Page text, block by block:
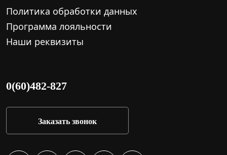
Политика обработки данных
Программа лояльности
Наши реквизиты
0(60)482-827
Заказать звонок